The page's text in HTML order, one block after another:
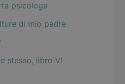
psicologa
di mio padre
stesso, libro VI